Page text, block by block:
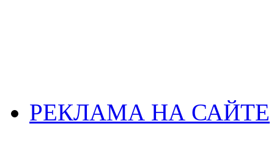
РЕКЛАМА НА САЙТЕ